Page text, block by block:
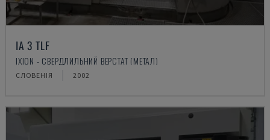
IA 3 TLF
IXION - СВЕРДЛИЛЬНИЙ ВЕРСТАТ (МЕТАЛ)
СЛОВЕНІЯ 2002